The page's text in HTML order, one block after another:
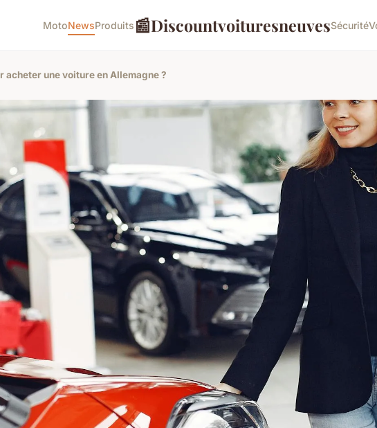
MotoNewsProduits 📰DiscountvoituresneuvesSécurité
acheter une voiture en Allemagne ?